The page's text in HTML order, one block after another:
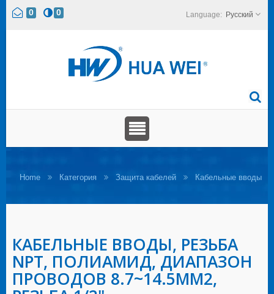
0 0 Русский
Home Категория Защита кабелей Кабельные вводы
КАБЕЛЬНЫЕ ВВОДЫ, РЕЗЬБА
NPT, ПОЛИАМИД, ДИАПАЗОН
ПРОВОДОВ 8.7~14.5MM2,